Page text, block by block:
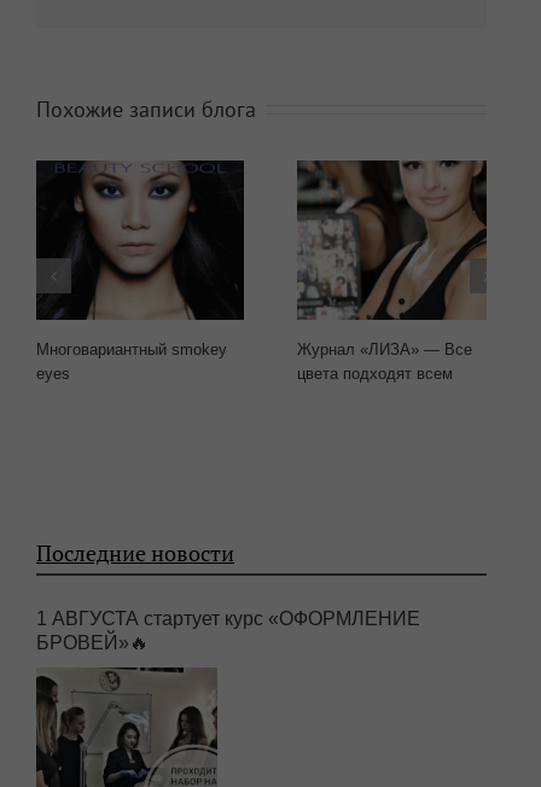
Похожие записи блога
Многовариантный smokey
eyes
Журнал «ЛИЗА» — Все
цвета подходят всем
Последние новости
1 АВГУСТА стартует курс «ОФОРМЛЕНИЕ
БРОВЕЙ»🔥